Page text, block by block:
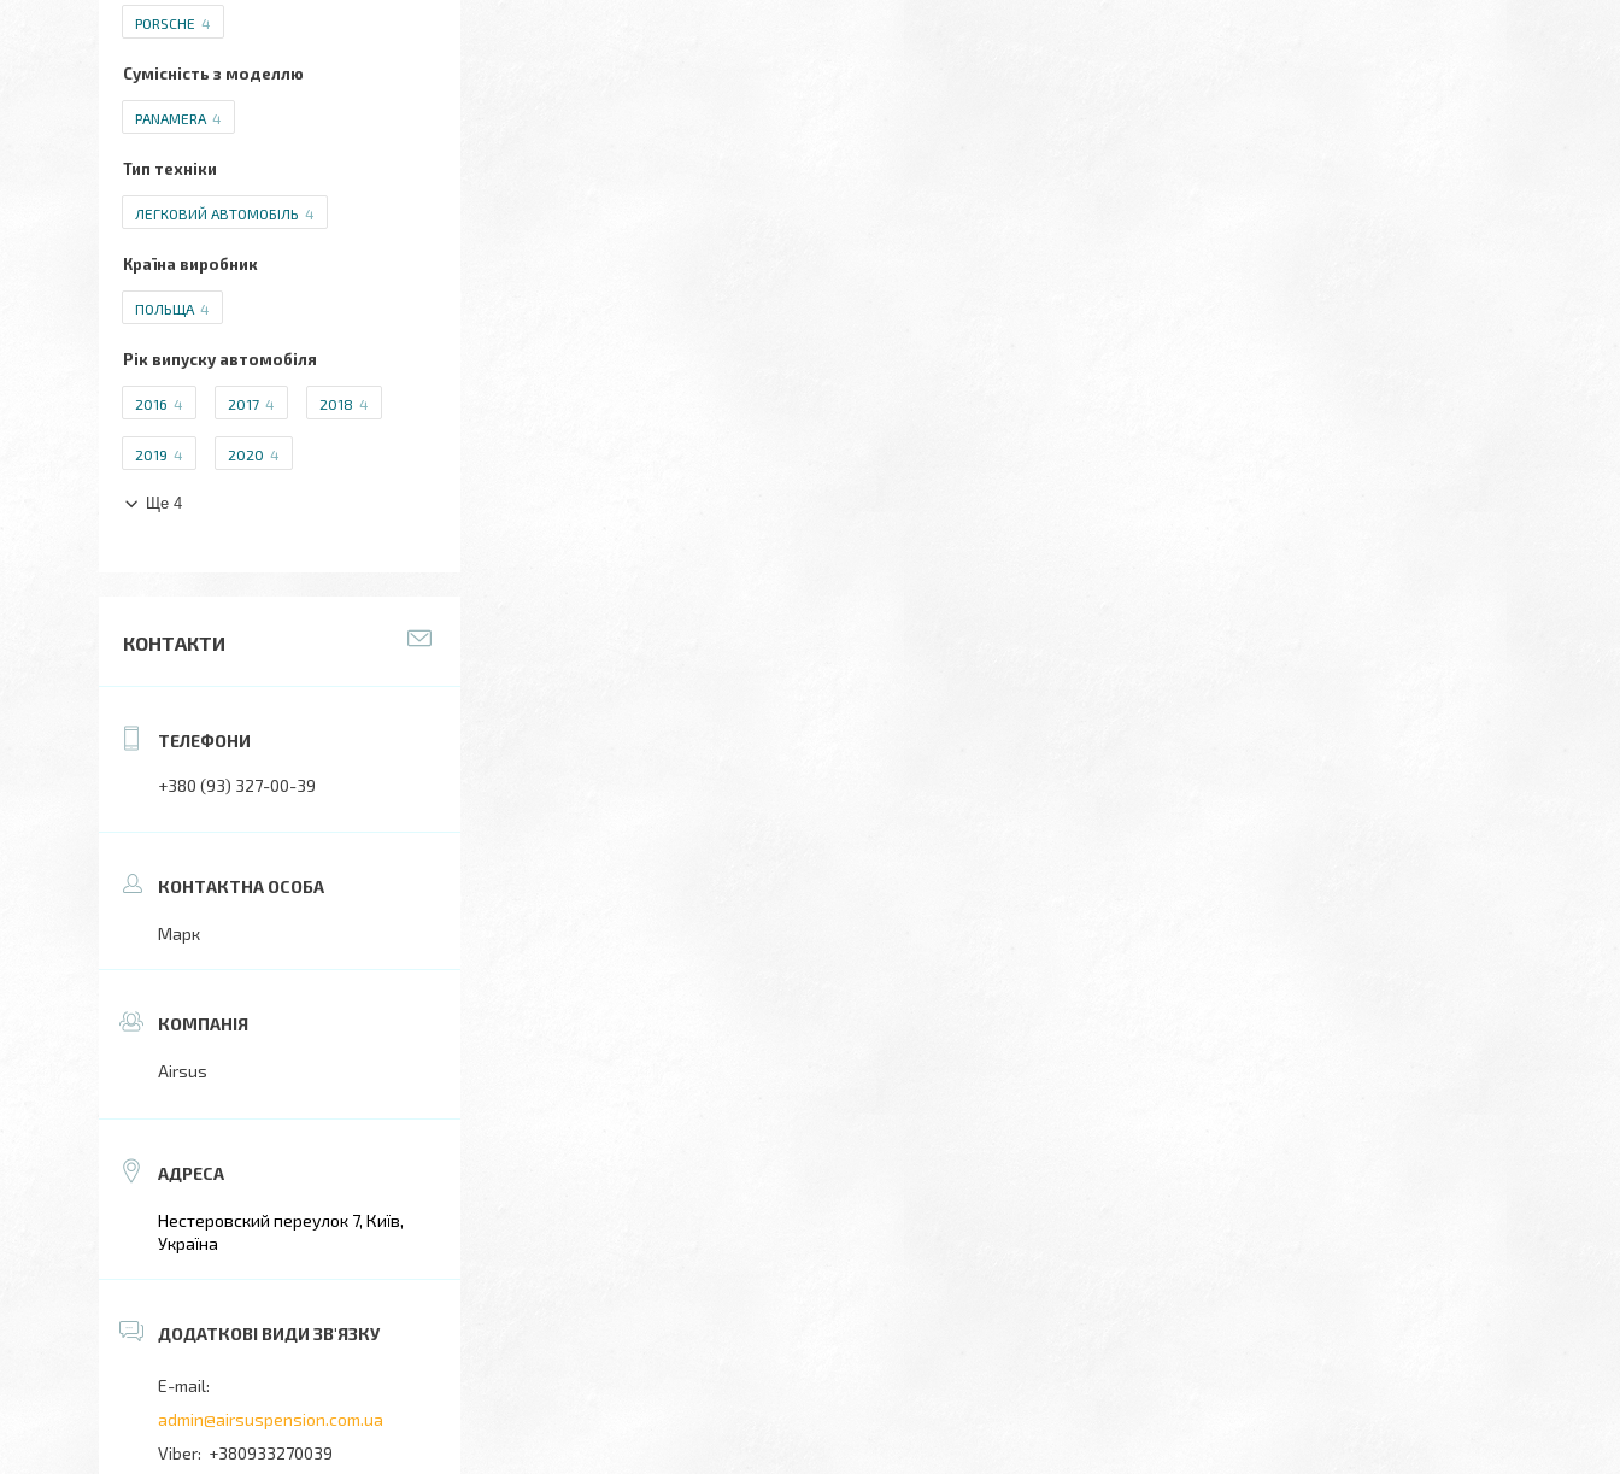
PORSCHE 4
Сумісність з моделлю
PANAMERA 4
Тип техніки
ЛЕГКОВИЙ АВТОМОБІЛЬ 4
Країна виробник
ПОЛЬЩА 4
Рік випуску автомобіля
2016 4 2017 4 2018 4
2019 4 2020 4
Ще 4
КОНТАКТИ
+380 (93) 327-00-39
Марк
Airsus
Нестеровский переулок 7, Київ,
Україна
admin@airsuspension.com.ua
+380933270039